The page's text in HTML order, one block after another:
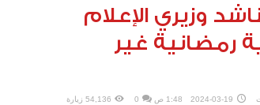
وزيري الإعلام
رمضانية غير
2024-03-19 1:48 ص 0 54,136 زيارة